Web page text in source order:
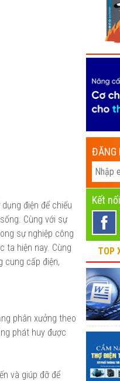
điện để chiếu
Cùng với sự
sự nghiệp công
ta hiện nay. Cùng
cung cấp điện,
phân xưởng theo
phát huy được
và giúp đỡ để
ĐĂNG
Kết
TOP